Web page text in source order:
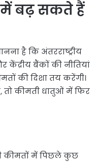
में बढ़ सकते हैं
है कि अंतरराष्ट्रीय
केंद्रीय बैंकों की नीतियां
की दिशा तय करेंगी।
तो कीमती धातुओं में फिर
कीमतों में पिछले कुछ